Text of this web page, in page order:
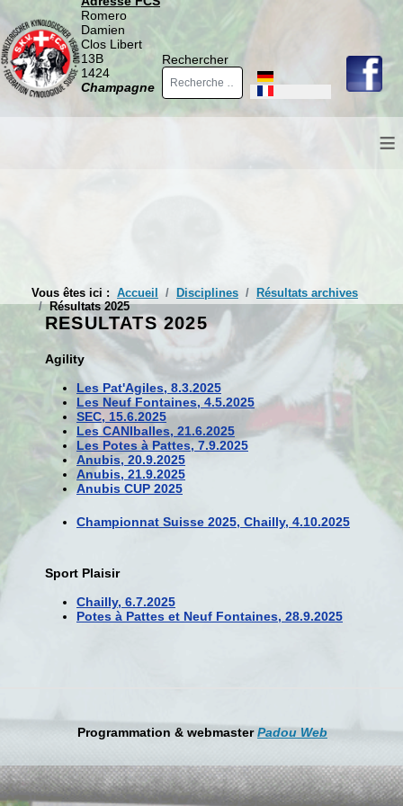
Romero
Damien
Clos Libert
13B
1424
Champagne
Rechercher
Sélectionnez votre langue
≡
Vous êtes ici : Accueil Disciplines
Résultats archives
Résultats 2025
RESULTATS 2025
Agility
Les Pat'Agiles, 8.3.2025
Les Neuf Fontaines, 4.5.2025
SEC, 15.6.2025
Les CANIballes, 21.6.2025
Les Potes à Pattes, 7.9.2025
Anubis, 20.9.2025
Anubis, 21.9.2025
Anubis CUP 2025
Championnat Suisse 2025, Chailly, 4.10.2025
Sport Plaisir
Chailly, 6.7.2025
Potes à Pattes et Neuf Fontaines, 28.9.2025
Programmation & webmasterPadou Web